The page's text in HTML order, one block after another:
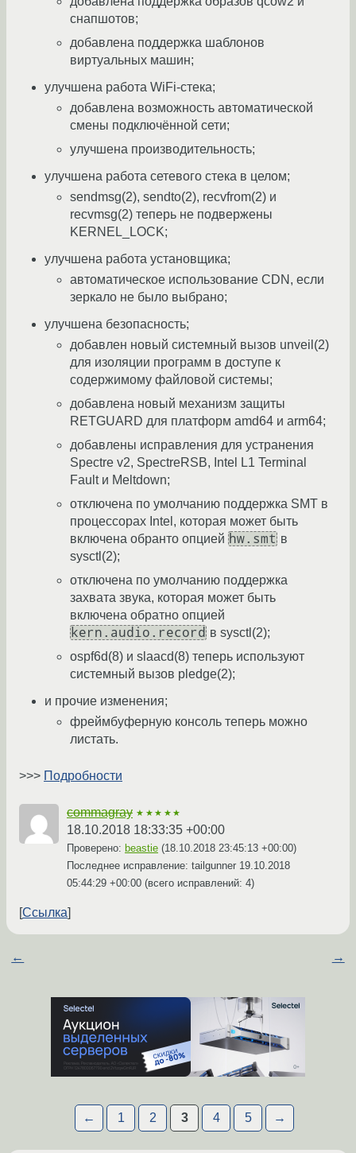
снапшотов;
добавлена поддержка шаблонов
виртуальных машин;
улучшена работа WiFi-стека;
добавлена возможность автоматической
смены подключённой сети;
улучшена производительность;
улучшена работа сетевого стека в целом;
sendmsg(2), sendto(2), recvfrom(2) и
recvmsg(2) теперь не подвержены
KERNEL_LOCK;
улучшена работа установщика;
автоматическое использование CDN, если
зеркало не было выбрано;
улучшена безопасность;
добавлен новый системный вызов unveil(2)
для изоляции программ в доступе к
содержимому файловой системы;
добавлена новый механизм защиты
RETGUARD для платформ amd64 и arm64;
добавлены исправления для устранения
Spectre v2, SpectreRSB, Intel L1 Terminal
Fault и Meltdown;
отключена по умолчанию поддержка SMT в
процессорах Intel, которая может быть
включена обранто опцией hw.smt в
sysctl(2);
отключена по умолчанию поддержка
захвата звука, которая может быть
включена обратно опцией
kern.audio.record в sysctl(2);
ospf6d(8) и slaacd(8) теперь используют
системный вызов pledge(2);
и прочие изменения;
фреймбуферную консоль теперь можно
листать.
>>> Подробности
commagray ★★★★★
18.10.2018 18:33:35 +00:00
Проверено: beastie (18.10.2018 23:45:13 +00:00)
Последнее исправление: tailgunner 19.10.2018
05:44:29 +00:00 (всего исправлений: 4)
Ссылка
← →
← 1 2 3 4 5 →